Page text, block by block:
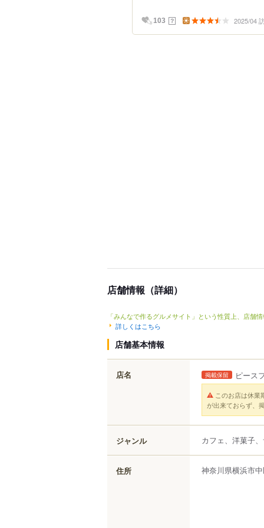
103 ？ 2025/04
店舗情報（詳細）
「みんなで作るグルメサイト」という性質上、店舗
詳しくはこちら
店舗基本情報
店名 掲載保留 ピース
このお店は休業
が出来ておらず、
ジャンル カフェ、洋菓子
住所 神奈川県横浜市